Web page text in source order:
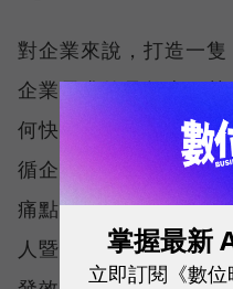
對企業來說，打造一
企業需求的是數十、
何快速招募、有效管
循企業的權限規範與
痛點。對此，SUPER
人暨執行長陳子龍認
掌握最新
立即訂閱《數